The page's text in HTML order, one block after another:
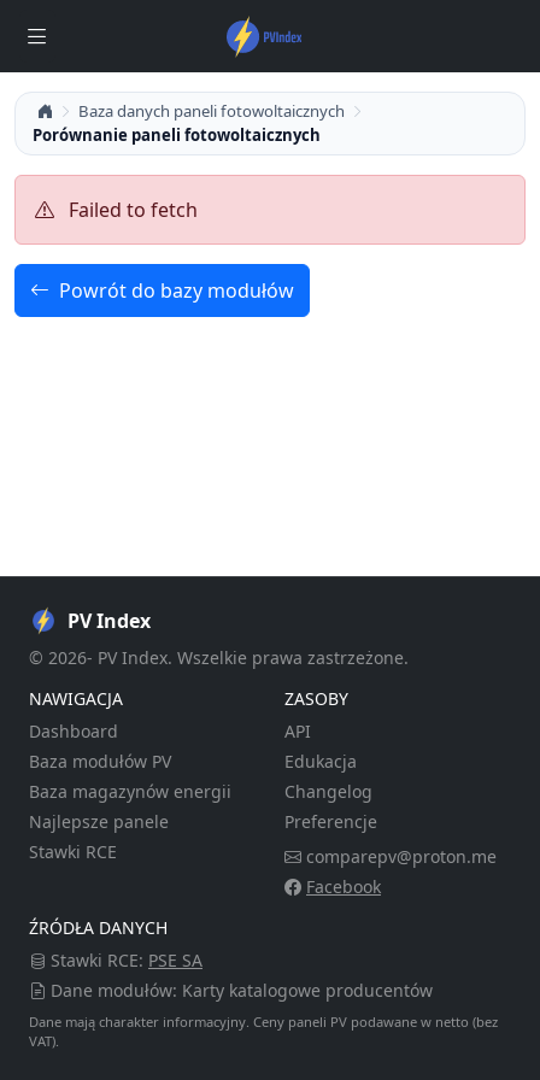
Baza danych paneli fotowoltaicznych
Porównanie paneli fotowoltaicznych
Failed to fetch
Powrót do bazy modułów
PV Index
© 2026- PV Index. Wszelkie prawa zastrzeżone.
NAWIGACJA
Dashboard
Baza modułów PV
Baza magazynów energii
Najlepsze panele
Stawki RCE
ZASOBY
API
Edukacja
Changelog
Preferencje
comparepv@proton.me
Facebook
ŹRÓDŁA DANYCH
Stawki RCE: PSE SA
Dane modułów: Karty katalogowe producentów
Dane mają charakter informacyjny. Ceny paneli PV podawane w netto (bez
VAT).